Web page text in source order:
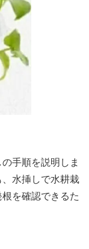
手順を説明しま
水挿しで水耕栽
を確認できるた